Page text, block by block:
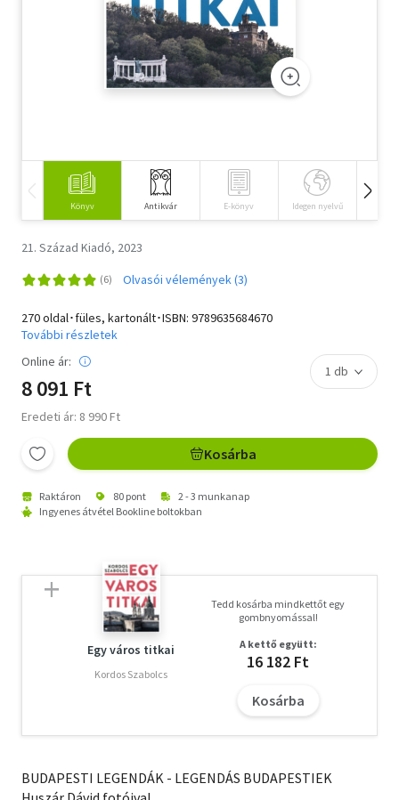
Szótár, nyelvkönyv
Tankönyv, segédkönyv
Történelem
Vallás
Könyv Antikvár E-könyv Idegen nyelvű
21. Század Kiadó, 2023
Olvasói vélemények (3)
270 oldal･füles, kartonált･ISBN: 9789635684670
További részletek
Online ár:
8 091 Ft
Eredeti ár: 8 990 Ft
Kosárba
Raktáron 80 pont
2 - 3 munkanap
Ingyenes átvétel Bookline boltokban
Egy város titkai
Kordos Szabolcs
Tedd kosárba mindkettőt egy
gombnyomással!
A kettő együtt:
16 182 Ft
Kosárba
BUDAPESTI LEGENDÁK - LEGENDÁS BUDAPESTIEK